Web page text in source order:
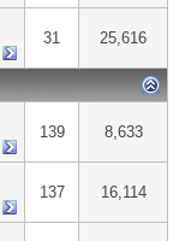
31 25,616
139 8,633
137 16,114